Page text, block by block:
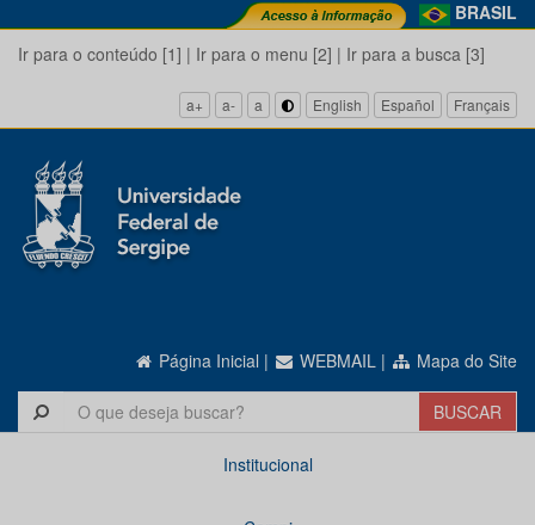
BRASIL
Ir para o conteúdo [1] | Ir para o menu [2] | Ir para a busca [3]
a+ a- a English Español Français
Página Inicial | WEBMAIL | Mapa do Site
Institucional